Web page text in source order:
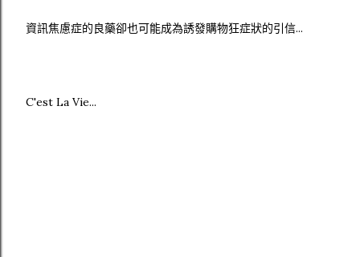
資訊焦慮症的良藥卻也可能成為誘發購物狂症狀的引信...
C'est La Vie...